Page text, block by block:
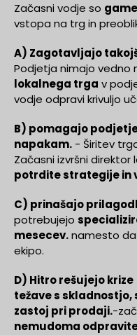
Začasni vodje so
vstopa na trg in
A) Zagotavljajo
Podjetja nimajo vedno
lokalnega trga v
vodje odpravi krivuljo
B) pomagajo
napakam. - Širitev
Začasni izvršni direktor
potrdite strategije in
C) prinašajo
potrebujejo
mesecev.namesto
ekipo.
D) Hitro rešujejo krize
težave s
zastoj pri prodaji.-
nemudoma